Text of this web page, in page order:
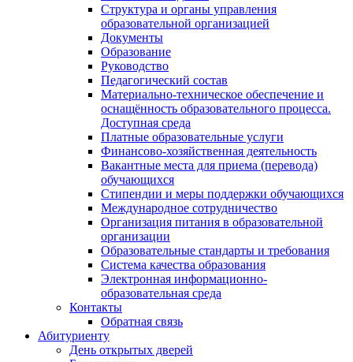
Структура и органы управления
образовательной организацией
Документы
Образование
Руководство
Педагогический состав
Материально-техническое обеспечение и
оснащённость образовательного процесса.
Доступная среда
Платные образовательные услуги
Финансово-хозяйственная деятельность
Вакантные места для приема (перевода)
обучающихся
Стипендии и меры поддержки обучающихся
Международное сотрудничество
Организация питания в образовательной
организации
Образовательные стандарты и требования
Система качества образования
Электронная информационно-
образовательная среда
Контакты
Обратная связь
Абитуриенту
День открытых дверей